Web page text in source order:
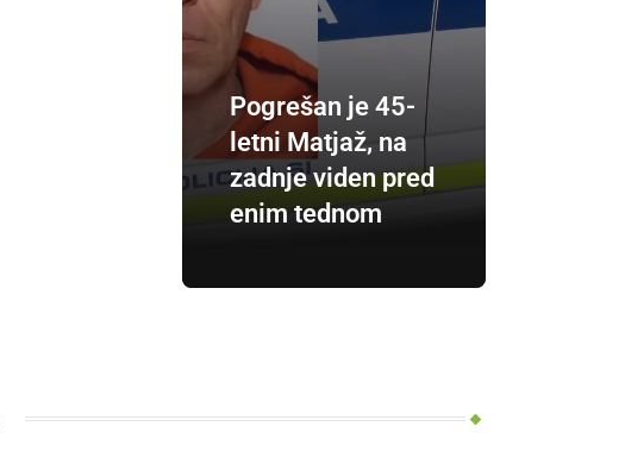
Pogrešan je 45-
letni Matjaž, na
zadnje viden pred
enim tednom